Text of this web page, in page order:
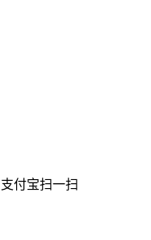
支付宝扫一扫